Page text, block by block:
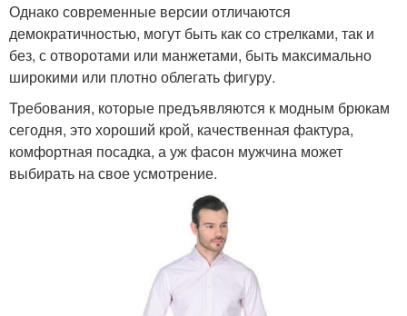
Однако современные версии отличаются
демократичностью, могут быть как со стрелками, так и
без, с отворотами или манжетами, быть максимально
широкими или плотно облегать фигуру.
Требования, которые предъявляются к модным брюкам
сегодня, это хороший крой, качественная фактура,
комфортная посадка, а уж фасон мужчина может
выбирать на свое усмотрение.